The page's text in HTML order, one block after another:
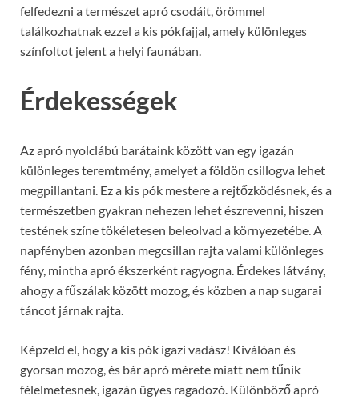
felfedezni a természet apró csodáit, örömmel
találkozhatnak ezzel a kis pókfajjal, amely különleges
színfoltot jelent a helyi faunában.
Érdekességek
Az apró nyolclábú barátaink között van egy igazán
különleges teremtmény, amelyet a földön csillogva lehet
megpillantani. Ez a kis pók mestere a rejtőzködésnek, és a
természetben gyakran nehezen lehet észrevenni, hiszen
testének színe tökéletesen beleolvad a környezetébe. A
napfényben azonban megcsillan rajta valami különleges
fény, mintha apró ékszerként ragyogna. Érdekes látvány,
ahogy a fűszálak között mozog, és közben a nap sugarai
táncot járnak rajta.
Képzeld el, hogy a kis pók igazi vadász! Kiválóan és
gyorsan mozog, és bár apró mérete miatt nem tűnik
félelmetesnek, igazán ügyes ragadozó. Különböző apró